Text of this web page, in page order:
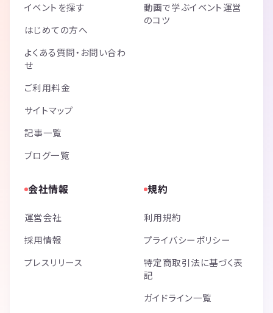
イベントを探す
はじめての方へ
よくある質問・お問い合わ
せ
ご利用料金
サイトマップ
記事一覧
ブログ一覧
動画で学ぶイベント運営
のコツ
会社情報
運営会社
採用情報
プレスリリース
規約
利用規約
プライバシーポリシー
特定商取引法に基づく表
記
ガイドライン一覧